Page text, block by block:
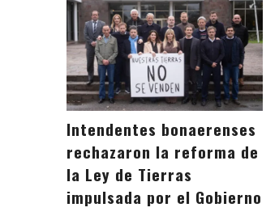
Intendentes bonaerenses
rechazaron la reforma de
la Ley de Tierras
impulsada por el Gobierno